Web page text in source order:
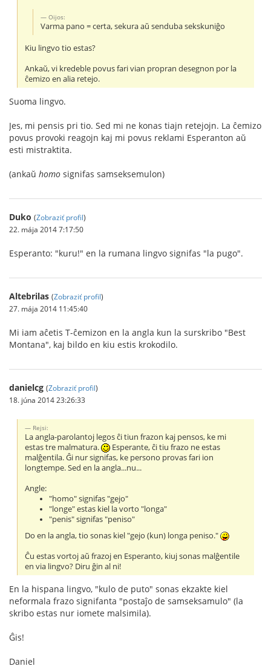
Oijos:
Varma pano = certa, sekura aŭ senduba sekskuniĝo
Kiu lingvo tio estas?
Ankaŭ, vi kredeble povus fari vian propran desegnon por la
ĉemizo en alia retejo.
Suoma lingvo.
Jes, mi pensis pri tio. Sed mi ne konas tiajn retejojn. La ĉemizo
povus provoki reagojn kaj mi povus reklami Esperanton aŭ
esti mistraktita.
(ankaŭ homo signifas samseksemulon)
Duko (Zobraziť profil)
22. mája 2014 7:17:50
Esperanto: "kuru!" en la rumana lingvo signifas "la pugo".
Altebrilas (Zobraziť profil)
27. mája 2014 11:45:40
Mi iam aĉetis T-ĉemizon en la angla kun la surskribo "Best
Montana", kaj bildo en kiu estis krokodilo.
danielcg (Zobraziť profil)
18. júna 2014 23:26:33
Rejsi:
La angla-parolantoj legos ĉi tiun frazon kaj pensos, ke mi
estas tre malmatura.
Esperante, ĉi tiu frazo ne estas
malĝentila. Ĝi nur signifas, ke persono provas fari ion
longtempe. Sed en la angla...nu...
Angle:
"homo" signifas "gejo"
"longe" estas kiel la vorto "longa"
"penis" signifas "peniso"
Do en la angla, tio sonas kiel "gejo (kun) longa peniso."
Ĉu estas vortoj aŭ frazoj en Esperanto, kiuj sonas malĝentile
en via lingvo? Diru ĝin al ni!
En la hispana lingvo, "kulo de puto" sonas ekzakte kiel
neformala frazo signifanta "postaĵo de samseksamulo" (la
skribo estas nur iomete malsimila).
Ĝis!
Daniel